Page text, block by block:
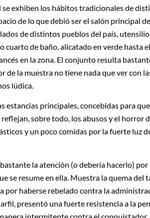
se exhiben los hábitos tradicionales de
de lo que debió ser el salón principal
de distintos pueblos del país,
cuarto de baño, alicatado en verde hasta
en la zona. El conjunto resulta
de la muestra no tiene nada que ver con
lúdica.
estancias principales, concebidas para
sobre todo, los abusos y el horror
y un poco comidas por la fuerte luz
la atención (o debería hacerlo)
se resume en ella. Muestra la quema del
por haberse rebelado contra la
presentó una fuerte resistencia a la
intermitente contra el conquistador.